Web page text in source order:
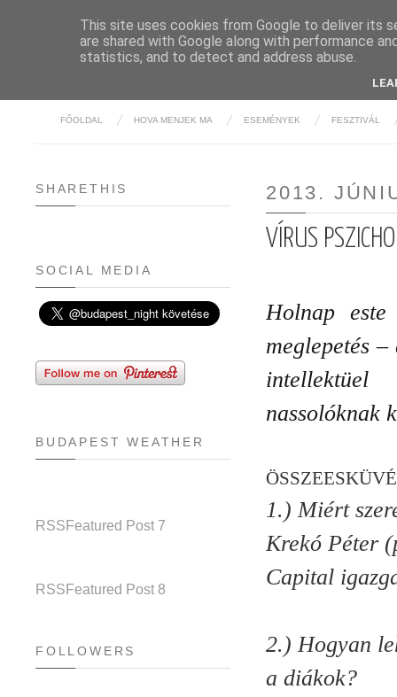
FŐOLDAL HOVA MENJEK MA ESEMÉNYEK FESZTIVÁL
2013.
VÍRUS
Holnap
meglepetés
intellektüel
nassolóknak
1.) Miért
Krekó Péter
Capital
2.) Hogyan
a diákok?
SHARETHIS
SOCIAL MEDIA
BUDAPEST WEATHER
RSS Featured Post 7
RSS Featured Post 8
FOLLOWERS
This site uses cookies from Google to deliver its
are shared with Google along with performance
statistics, and to detect and address abuse.